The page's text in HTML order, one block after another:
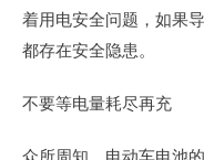
着用电安全问题，如果
都存在安全隐患。
不要等电量耗尽再充
众所周知，电动车电池